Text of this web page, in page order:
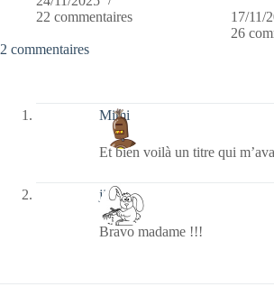
22 commentaires
17/11/
26
2 commentaires
Mimi
Et bien voilà un titre qui
jill bill
Bravo madame !!!